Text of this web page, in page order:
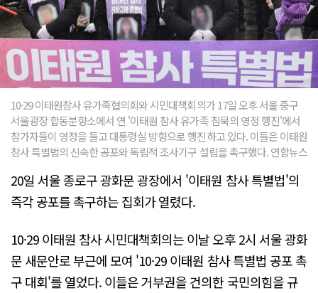
10·29 이태원참사 유가족협의회와 시민대책회의가 17일 오후 서울 중구
서울광장 합동분향소에서 연 '이태원 참사 유가족 침묵의 영정 행진'에서
참가자들이 영정을 들고 대통령실 방향으로 행진하고 있다. 이들은 이태원
참사 특별법의 신속한 공포와 독립적 조사기구 설립을 촉구했다. 연합뉴스
20일 서울 종로구 광화문 광장에서 '이태원 참사 특별법'의
즉각 공포를 촉구하는 집회가 열렸다.
10·29 이태원 참사 시민대책회의는 이날 오후 2시 서울 광화
문 새문안로 부근에 모여 '10·29 이태원 참사 특별법 공포 촉
구 대회'를 열었다. 이들은 거부권을 건의한 국민의힘을 규